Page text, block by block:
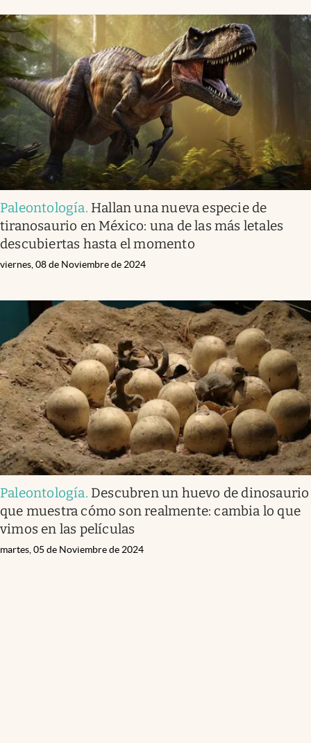
Paleontología. Hallan una nueva especie de
tiranosaurio en México: una de las más letales
descubiertas hasta el momento
viernes, 08 de Noviembre de 2024
Paleontología. Descubren un huevo de dinosaurio
que muestra cómo son realmente: cambia lo que
vimos en las películas
martes, 05 de Noviembre de 2024